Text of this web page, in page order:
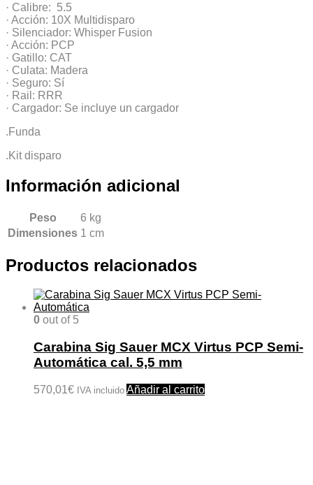
· Calibre: 5.5
· Acción: 10X Multidisparo
· Silenciador: Whisper Fusion
· Acción: PCP
· Gatillo: CAT
· Culata: Madera
· Seguro: Sí
· Rail: RRR
· Cargador: Se incluye un cargador
.Funda
.Kit disparo
Información adicional
Peso
6 kg
Dimensiones 1 cm
Productos relacionados
0 out of 5
Carabina Sig Sauer MCX Virtus PCP Semi-
Automática cal. 5,5 mm
570,01€ IVA incluido Añadir al carrito